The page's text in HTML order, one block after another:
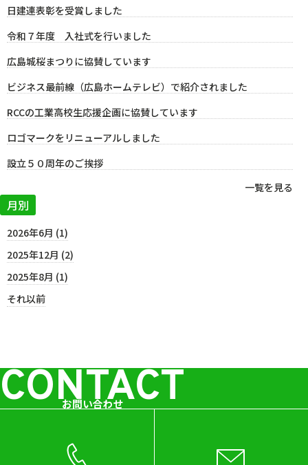
日建連表彰を受賞しました
令和７年度 入社式を行いました
広島城桜まつりに協賛しています
ビジネス最前線（広島ホームテレビ）で紹介されました
RCCの工業高校生応援企画に協賛しています
ロゴマークをリニューアルしました
設立５０周年のご挨拶
一覧を見る
月別
2026年6月 (1)
2025年12月 (2)
2025年8月 (1)
それ以前
CONTACT
お問い合わせ